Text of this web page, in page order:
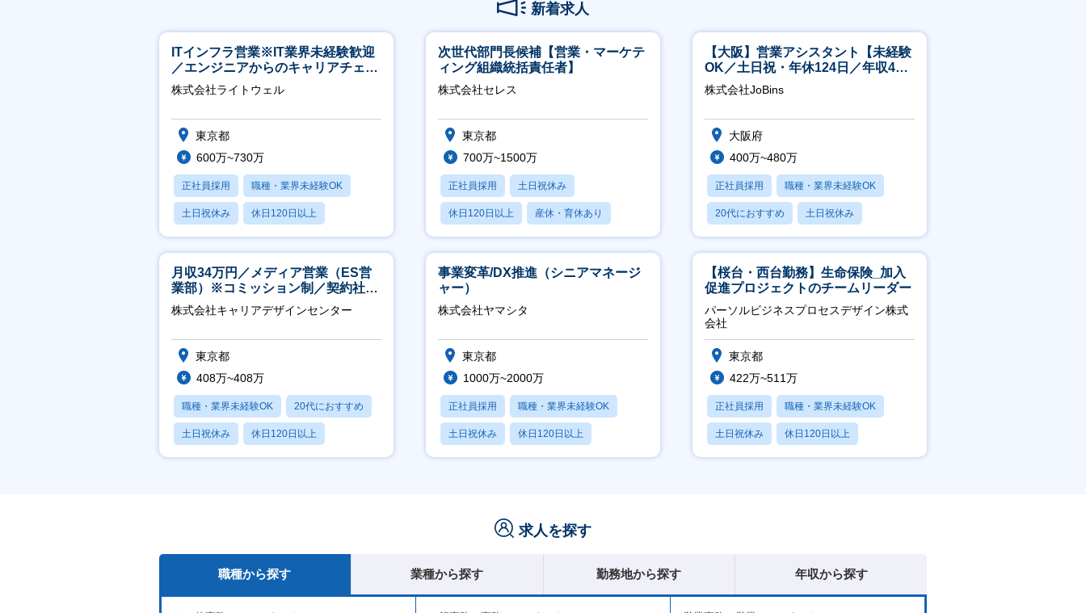
新着求人
ITインフラ営業※IT業界未経験歓迎
／エンジニアからのキャリアチェン
ジ可※【週3～4日リモート可能】
株式会社ライトウェル
東京都
600万~730万
正社員採用 職種・業界未経験OK
土日祝休み 休日120日以上
月残業20時間以内
次世代部門長候補【営業・マーケテ
ィング組織統括責任者】
株式会社セレス
東京都
700万~1500万
正社員採用 土日祝休み
休日120日以上 産休・育休あり
賞与あり
【大阪】営業アシスタント【未経験
OK／土日祝・年休124日／年収400
万～／転勤なし】
株式会社JoBins
大阪府
400万~480万
正社員採用 職種・業界未経験OK
20代におすすめ 土日祝休み
休日120日以上
月収34万円／メディア営業（ES営
業部）※コミッション制／契約社員
※4年目以降無期化
株式会社キャリアデザインセンター
東京都
408万~408万
職種・業界未経験OK 20代におすすめ
土日祝休み 休日120日以上
産休・育休あり
事業変革/DX推進（シニアマネージ
ャー）
株式会社ヤマシタ
東京都
1000万~2000万
正社員採用 職種・業界未経験OK
土日祝休み 休日120日以上
産休・育休あり
【桜台・西台勤務】生命保険_加入
促進プロジェクトのチームリーダー
パーソルビジネスプロセスデザイン株式
会社
東京都
422万~511万
正社員採用 職種・業界未経験OK
土日祝休み 休日120日以上
産休・育休あり
求人を探す
職種から探す 業種から探す 勤務地から探す 年収から探す